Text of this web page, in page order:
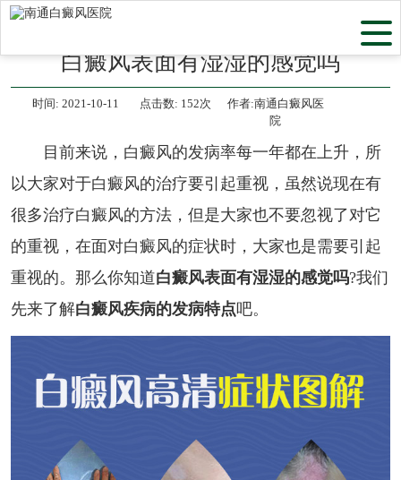
白癜风表面有湿湿的感觉吗
时间: 2021-10-11 点击数: 152次
作者:南通白癜风医
院
目前来说，白癜风的发病率每一年都在上升，所
以大家对于白癜风的治疗要引起重视，虽然说现在有
很多治疗白癜风的方法，但是大家也不要忽视了对它
的重视，在面对白癜风的症状时，大家也是需要引起
重视的。那么你知道白癜风表面有湿湿的感觉吗?我们
先来了解白癜风疾病的发病特点吧。